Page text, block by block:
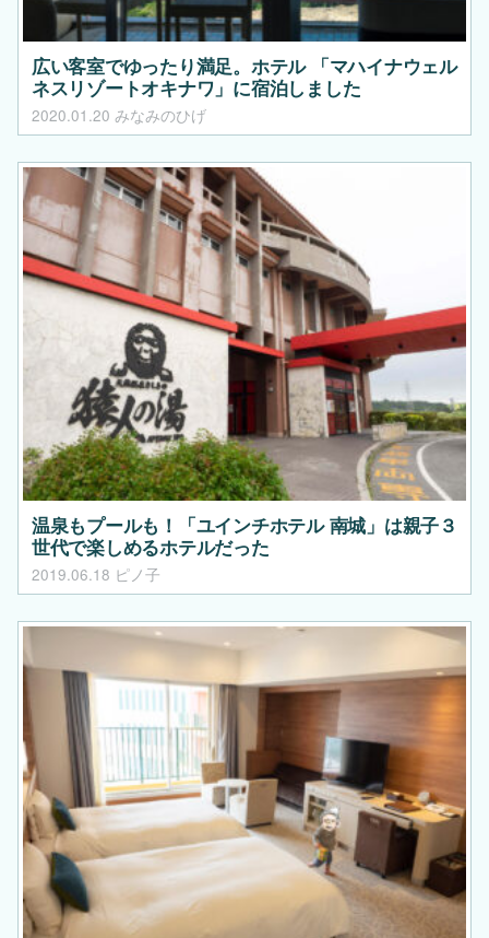
広い客室でゆったり満足。ホテル 「マハイナウェル
ネスリゾートオキナワ」に宿泊しました
2020.01.20 みなみのひげ
温泉もプールも！「ユインチホテル 南城」は親子３
世代で楽しめるホテルだった
2019.06.18 ピノ子